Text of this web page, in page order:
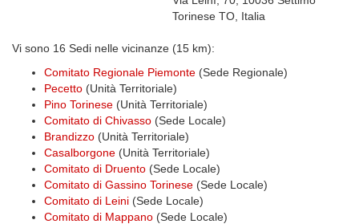
Torinese TO, Italia
Vi sono 16 Sedi nelle vicinanze (15 km):
Comitato Regionale Piemonte (Sede Regionale)
Pecetto (Unità Territoriale)
Pino Torinese (Unità Territoriale)
Comitato di Chivasso (Sede Locale)
Brandizzo (Unità Territoriale)
Casalborgone (Unità Territoriale)
Comitato di Druento (Sede Locale)
Comitato di Gassino Torinese (Sede Locale)
Comitato di Leini (Sede Locale)
Comitato di Mappano (Sede Locale)